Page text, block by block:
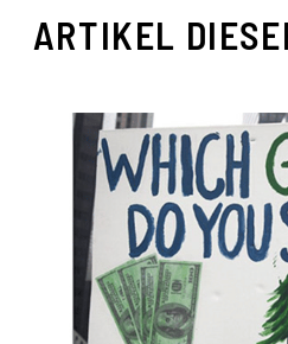
ARTIKEL